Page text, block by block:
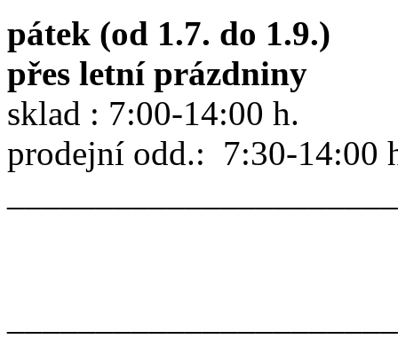
pátek (od 1.7. do 1.9.)
přes letní prázdniny
sklad : 7:00-14:00 h.
prodejní odd.: 7:30-14:00